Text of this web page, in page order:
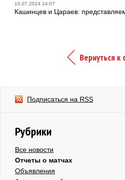
10.07.2024 14:07
Кашинцев и Цараев:
Вернуться к
Подписаться на RSS
Рубрики
Все новости
Отчеты о матчах
Объявления